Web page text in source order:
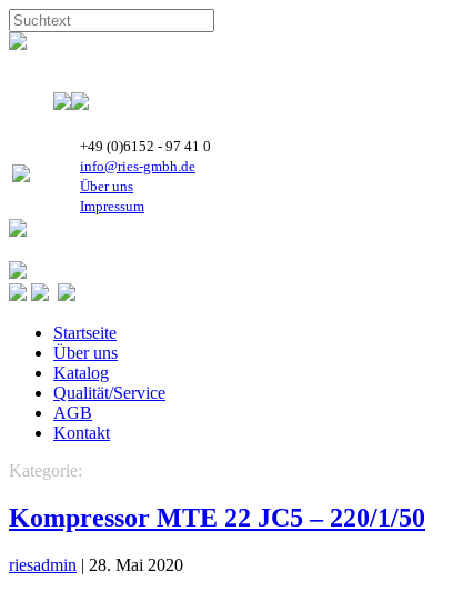
+49 (0)6152 - 97 41 0
info@ries-gmbh.de
Über uns
Impressum
Startseite
Über uns
Katalog
Qualität/Service
AGB
Kontakt
Kategorie:
Kompressor MTE 22 JC5 – 220/1/50
riesadmin | 28. Mai 2020